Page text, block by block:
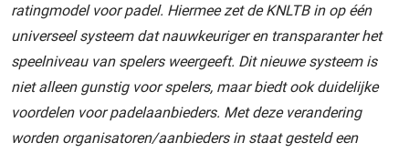
ratingmodel voor padel. Hiermee zet de KNLTB in op één
universeel systeem dat nauwkeuriger en transparanter het
speelniveau van spelers weergeeft. Dit nieuwe systeem is
niet alleen gunstig voor spelers, maar biedt ook duidelijke
voordelen voor padelaanbieders. Met deze verandering
worden organisatoren/aanbieders in staat gesteld een